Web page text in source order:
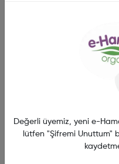
Değerli üyemiz, yeni e-
lütfen "Şifremi Unuttum"